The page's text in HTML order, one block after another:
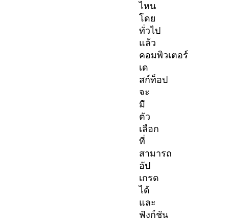
ไหน
โดย
ทั่วไป
แล้ว
คอมพิวเตอร์
เด
สก์ท็อป
จะ
มี
ตัว
เลือก
ที่
สามารถ
อัป
เกรด
ได้
และ
ฟังก์ชัน